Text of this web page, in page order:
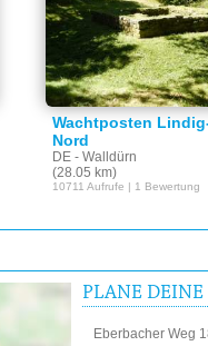
Wachtposten
Nord
DE - Walldürn
(28.05 km)
10711 Aufrufe | 1 Bewertung
PLANE DEINE
Eberbacher Weg